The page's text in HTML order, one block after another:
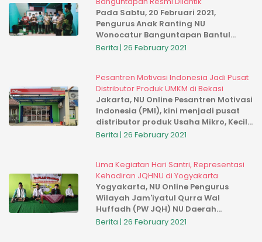
Pada Sabtu, 20 Februari 2021,
Pengurus Anak Ranting NU
Wonocatur Banguntapan Bantul
resmi dilantik. Pelantikan dipimpin
Muhammad Jamil. M. A...
Berita | 26 February 2021
Pesantren Motivasi Indonesia Jadi Pusat
Distributor Produk UMKM di Bekasi
Jakarta, NU Online Pesantren Motivasi
Indonesia (PMI), kini menjadi pusat
distributor produk Usaha Mikro, Kecil,
Menengah di Kabupaten Bekasi. Hal
Berita | 26 February 2021
Lima Kegiatan Hari Santri, Representasi
Kehadiran JQHNU di Yogyakarta
Yogyakarta, NU Online Pengurus
Wilayah Jam'iyatul Qurra Wal
Huffadh (PW JQH) NU Daerah
Istimewa Yogyakarta beserta seluruh
Berita | 26 February 2021